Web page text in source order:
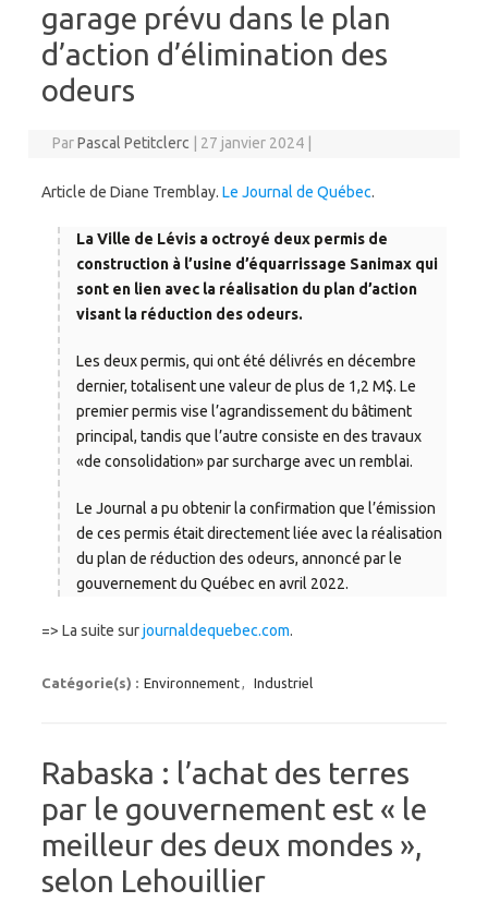
garage prévu dans le plan
d’action d’élimination des
odeurs
ParPascal Petitclerc 27 janvier 2024
Article de Diane Tremblay. Le Journal de Québec.
La Ville de Lévis a octroyé deux permis de
construction à l’usine d’équarrissage Sanimax qui
sont en lien avec la réalisation du plan d’action
visant la réduction des odeurs.
Les deux permis, qui ont été délivrés en décembre
dernier, totalisent une valeur de plus de 1,2 M$. Le
premier permis vise l’agrandissement du bâtiment
principal, tandis que l’autre consiste en des travaux
«de consolidation» par surcharge avec un remblai.
Le Journal a pu obtenir la confirmation que l’émission
de ces permis était directement liée avec la réalisation
du plan de réduction des odeurs, annoncé par le
gouvernement du Québec en avril 2022.
=> La suite surjournaldequebec.com.
Catégorie(s) : Environnement, Industriel
Rabaska : l’achat des terres
par le gouvernement est « le
meilleur des deux mondes »,
selon Lehouillier